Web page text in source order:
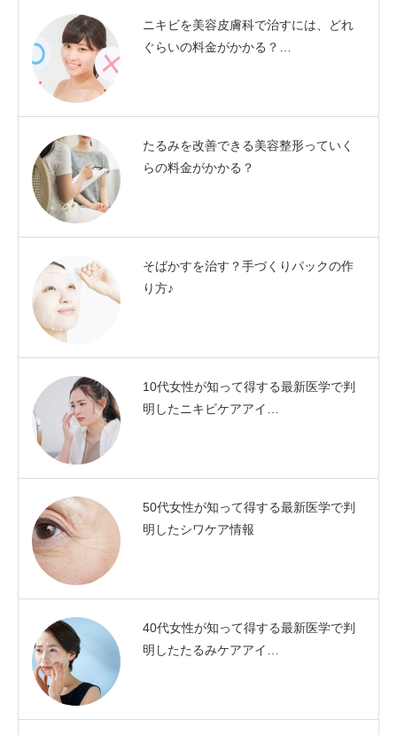
ニキビを美容皮膚科で治すには、どれ
ぐらいの料金がかかる？…
たるみを改善できる美容整形っていく
らの料金がかかる？
そばかすを治す？手づくりパックの作
り方♪
10代女性が知って得する最新医学で判
明したニキビケアアイ…
50代女性が知って得する最新医学で判
明したシワケア情報
40代女性が知って得する最新医学で判
明したたるみケアアイ…